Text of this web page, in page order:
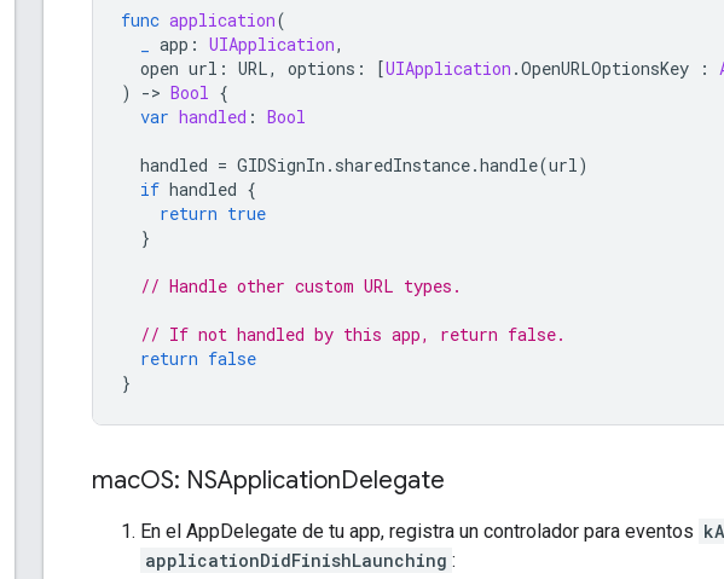
func application(
app : UIApplication,
open url : URL, options : [UIApplication .OpenURLOptionsKey :
)
-> Bool {
var handled : Bool
handled = GIDSignIn . sharedInstance.handle(url)
if handled {
return true
}
// Handle other custom URL types.
// If not handled by this app, return false.
return false
}
macOS: NSApplicationDelegate
En el AppDelegate de tu app, registra un controlador para eventos
applicationDidFinishLaunching :